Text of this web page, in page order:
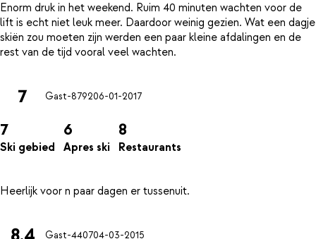
Enorm druk in het weekend. Ruim 40 minuten wachten voor de
lift is echt niet leuk meer. Daardoor weinig gezien. Wat een dagje
skiën zou moeten zijn werden een paar kleine afdalingen en de
7 Gast-879206-01-2017
7
Ski gebied
6
Apres ski
8
Restaurants
Gast-440704-03-2015